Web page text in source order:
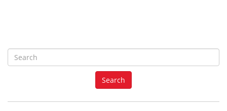
e
a
r
Search